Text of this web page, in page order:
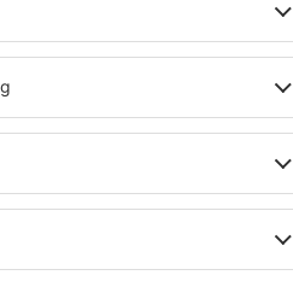
Mount Prospect –
hoteluri
O varietate de servicii și o
elementele cheie ale unui hotel
bune hoteluri din Mount
standard pentru servicii și o
oaspeți. O cazare cu standarde
locație, ȋn apropiere de